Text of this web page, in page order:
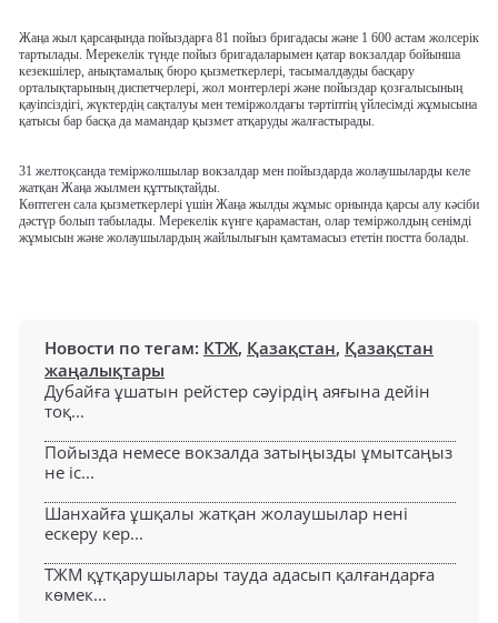
Жаңа жыл қарсаңында пойыздарға 81 пойыз бригадасы және 1 600 астам жолсерік
тартылады. Мерекелік түнде пойыз бригадаларымен қатар вокзалдар бойынша
кезекшілер, анықтамалық бюро қызметкерлері, тасымалдауды басқару
орталықтарының диспетчерлері, жол монтерлері және пойыздар қозғалысының
қауіпсіздігі, жүктердің сақталуы мен теміржолдағы тәртіптің үйлесімді жұмысына
қатысы бар басқа да мамандар қызмет атқаруды жалғастырады.
31 желтоқсанда теміржолшылар вокзалдар мен пойыздарда жолаушыларды келе
жатқан Жаңа жылмен құттықтайды.
Көптеген сала қызметкерлері үшін Жаңа жылды жұмыс орнында қарсы алу кәсіби
дәстүр болып табылады. Мерекелік күнге қарамастан, олар теміржолдың сенімді
жұмысын және жолаушылардың жайлылығын қамтамасыз ететін постта болады.
Новости по тегам: КТЖ, Қазақстан, Қазақстан
жаңалықтары
Дубайға ұшатын рейстер сәуірдің аяғына дейін
тоқ...
Пойызда немесе вокзалда затыңызды ұмытсаңыз
не іс...
Шанхайға ұшқалы жатқан жолаушылар нені
ескеру кер...
ТЖМ құтқарушылары тауда адасып қалғандарға
көмек...